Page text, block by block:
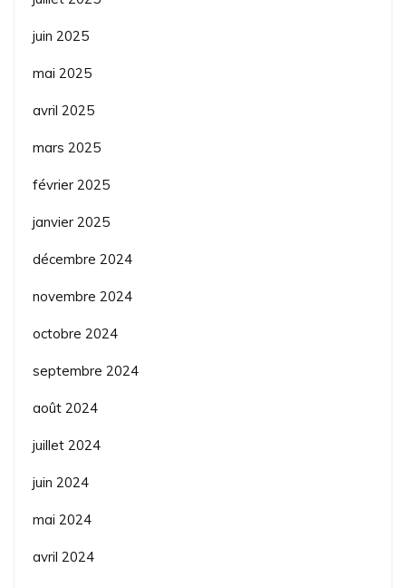
juin 2025
mai 2025
avril 2025
mars 2025
février 2025
janvier 2025
décembre 2024
novembre 2024
octobre 2024
septembre 2024
août 2024
juillet 2024
juin 2024
mai 2024
avril 2024